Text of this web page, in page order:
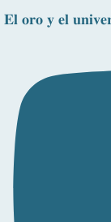
𝐄𝐥 𝐨𝐫𝐨 𝐲 𝐞𝐥